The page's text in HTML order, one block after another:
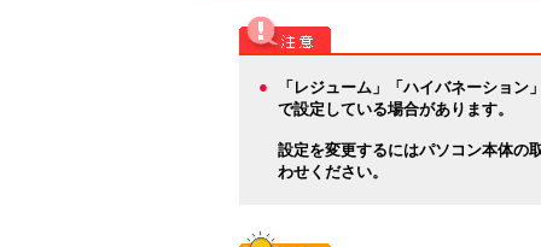
●
「レジューム」「ハイバネーショ
で設定している場合があります。
設定を変更するにはパソコン本体の
わせください。